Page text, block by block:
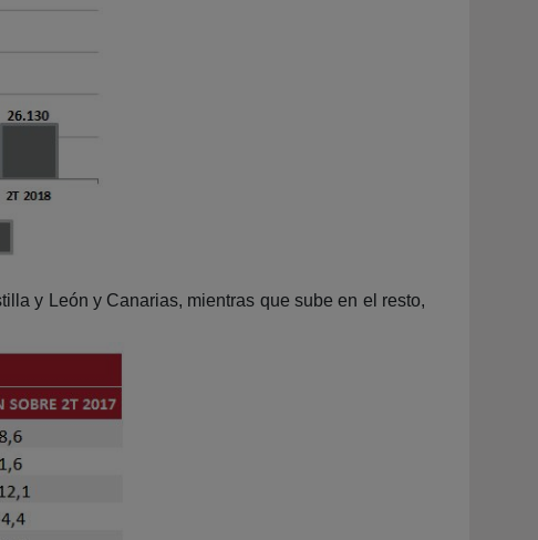
y León y Canarias, mientras que sube en el resto,